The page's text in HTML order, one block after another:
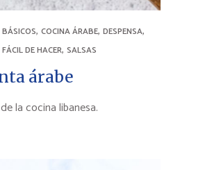
BÁSICOS, COCINA ÁRABE, DESPENSA,
FÁCIL DE HACER, SALSAS
árabe
la cocina libanesa.